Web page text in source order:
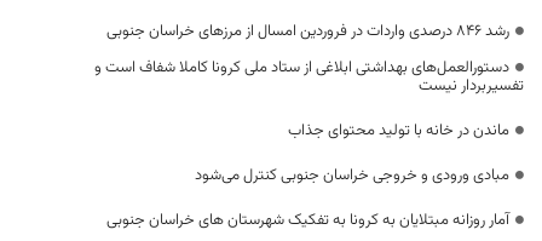
رشد ۸۴۶ درصدی واردات در فروردین امسال از مرزهای خراسان جنوبی
دستورالعمل‌های بهداشتی ابلاغی از ستاد ملی کرونا کاملا شفاف است و
تفسیربردار نیست
ماندن در خانه با تولید محتوای جذاب
مبادی ورودی و خروجی خراسان جنوبی کنترل می‌شود
آمار روزانه مبتلایان به کرونا به تفکیک شهرستان های خراسان جنوبی